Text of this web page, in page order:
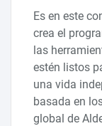
Es en este
crea el
las
estén listos
una vida
basada en
global de